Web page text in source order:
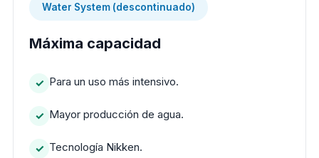
Water System (descontinuado)
Máxima capacidad
Para un uso más intensivo.
Mayor producción de agua.
Tecnología Nikken.